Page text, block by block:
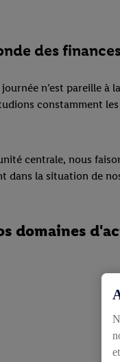
des
n’est pareille
constamment
centrale, nous
dans la situation de
domaines